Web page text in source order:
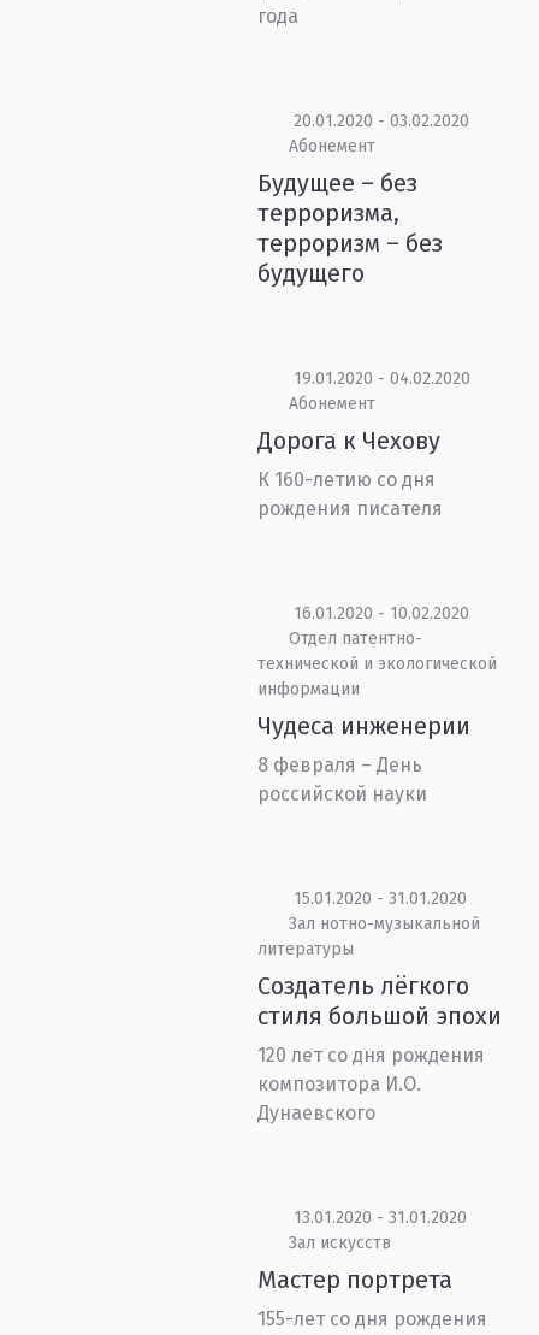
года
20.01.2020 - 03.02.2020
Абонемент
Будущее – без
терроризма,
терроризм – без
будущего
19.01.2020 - 04.02.2020
Абонемент
Дорога к Чехову
К 160-летию со дня
рождения писателя
16.01.2020 - 10.02.2020
Отдел патентно-
технической и экологической
информации
Чудеса инженерии
8 февраля – День
российской науки
15.01.2020 - 31.01.2020
Зал нотно-музыкальной
литературы
Создатель лёгкого
стиля большой эпохи
120 лет со дня рождения
композитора И.О.
Дунаевского
13.01.2020 - 31.01.2020
Зал искусств
Мастер портрета
155-лет со дня рождения